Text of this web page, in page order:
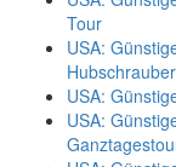
Tour
USA:
USA:
USA: